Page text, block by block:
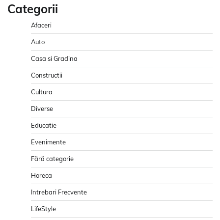
Categorii
Afaceri
Auto
Casa si Gradina
Constructii
Cultura
Diverse
Educatie
Evenimente
Fără categorie
Horeca
Intrebari Frecvente
LifeStyle